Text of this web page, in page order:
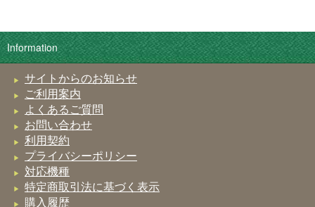
Information
サイトからのお知らせ
ご利用案内
よくあるご質問
お問い合わせ
利用契約
プライバシーポリシー
対応機種
特定商取引法に基づく表示
購入履歴